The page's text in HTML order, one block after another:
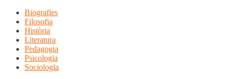
Biografies
Filosofia
Història
Literatura
Pedagogia
Psicologia
Sociologia